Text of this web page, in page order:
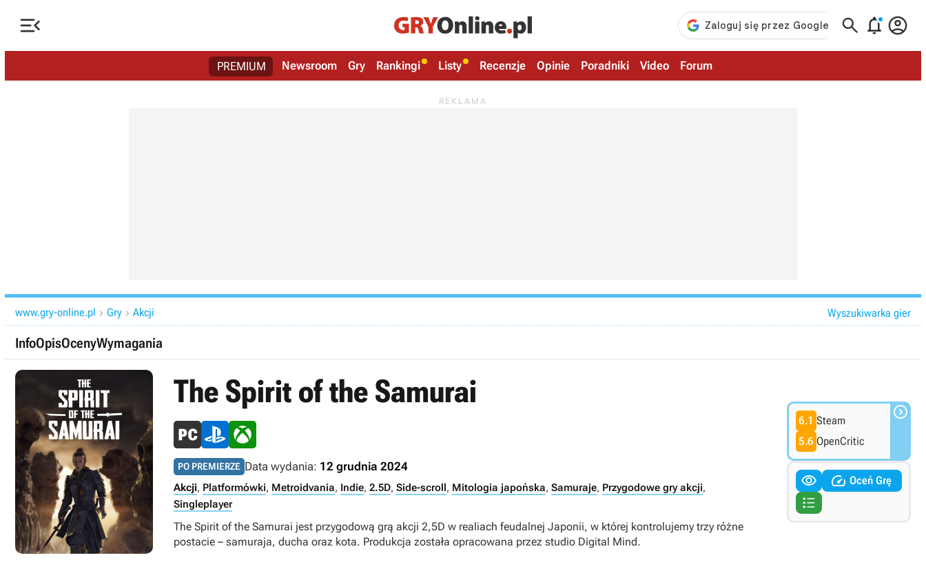
   
PREMIUM Newsroom Gry Rankingi Listy Recenzje Opinie Poradniki Video Forum
www.gry-online.pl  Gry  Akcji Wyszukiwarka gier
InfoOpisOcenyWymagania
The Spirit of the Samurai
PO PREMIERZE Data wydania: 12 grudnia 2024
Akcji, Platformówki, Metroidvania, Indie, 2.5D, Side-scroll, Mitologia japońska, Samuraje, Przygodowe gry akcji,
Singleplayer
The Spirit of the Samurai jest przygodową grą akcji 2,5D w realiach feudalnej Japonii, w której kontrolujemy trzy różne
postacie – samuraja, ducha oraz kota. Produkcja została opracowana przez studio Digital Mind.
6.1 Steam
5.6 OpenCritic

  Oceń Grę
